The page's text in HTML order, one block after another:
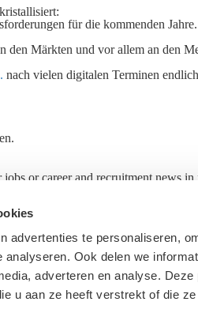
advertenties te personaliseren,
Ook delen we
adverteren en analyse.
u aan ze heeft verstrekt of die
für die kommenden Jahre.
den Märkten und vor allem an den
. nach vielen digitalen Terminen
jobs or career and recruitment news
Privacy Statement